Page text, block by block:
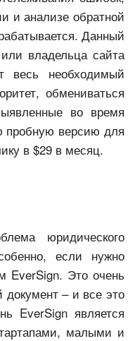
и анализе обратной
Данный
владельца сайта
весь необходимый
обмениваться
во время
пробную версию для
в $29 в месяц.
юридического
если нужно
EverSign. Это очень
документ – и все это
EverSign является
малыми и